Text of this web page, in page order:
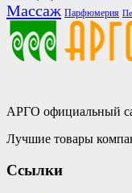
Массаж Парфюмерия
АРГО официальный
Лучшие товары
Ссылки